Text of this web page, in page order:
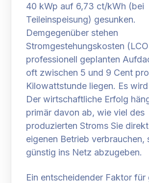
40 kWp auf 6,73 ct/kWh (bei
Teileinspeisung) gesunken.
Demgegenüber stehen
Stromgestehungskosten
professionell geplanten
oft zwischen 5 und 9 Cent pro
Kilowattstunde liegen. Es
Der wirtschaftliche Erfolg
primär davon ab, wie viel des
produzierten Stroms Sie
eigenen Betrieb verbrauchen,
günstig ins Netz abzugeben.
Ein entscheidender Faktor für